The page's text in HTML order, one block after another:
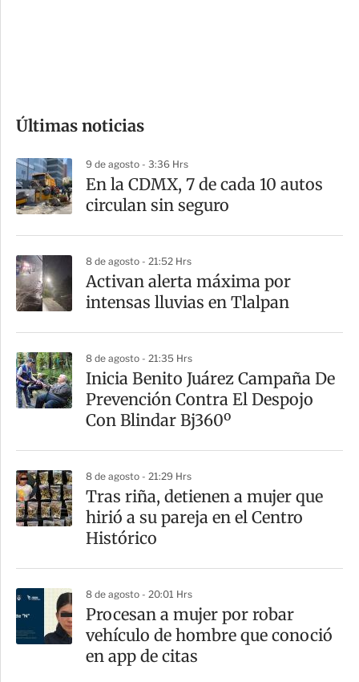
m
a
r
t
r
Últimas noticias
9 de agosto - 3:36 Hrs
En la CDMX, 7 de cada 10 autos
circulan sin seguro
8 de agosto - 21:52 Hrs
Activan alerta máxima por
intensas lluvias en Tlalpan
8 de agosto - 21:35 Hrs
Inicia Benito Juárez Campaña De
Prevención Contra El Despojo
Con Blindar Bj360º
8 de agosto - 21:29 Hrs
Tras riña, detienen a mujer que
hirió a su pareja en el Centro
Histórico
8 de agosto - 20:01 Hrs
Procesan a mujer por robar
vehículo de hombre que conoció
en app de citas